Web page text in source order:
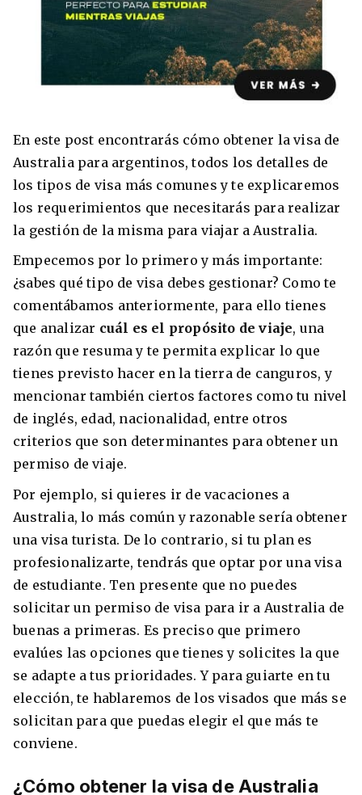
8 ciudades para tomar cursos de inglés
Barbie Castoldi 09/11/2021
Estudia Business en Auckland
Estudia Desarrollo Web en Toronto
+30 Summer English for Professionals en
Melbourne
En este post encontrarás cómo obtener la visa de
Australia para argentinos, todos los detalles de
los tipos de visa más comunes y te explicaremos
los requerimientos que necesitarás para realizar
la gestión de la misma para viajar a Australia.
Empecemos por lo primero y más importante:
¿sabes qué tipo de visa debes gestionar? Como te
comentábamos anteriormente, para ello tienes
que analizar cuál es el propósito de viaje, una
razón que resuma y te permita explicar lo que
tienes previsto hacer en la tierra de canguros, y
mencionar también ciertos factores como tu nivel
de inglés, edad, nacionalidad, entre otros
criterios que son determinantes para obtener un
permiso de viaje.
Por ejemplo, si quieres ir de vacaciones a
Australia, lo más común y razonable sería obtener
una visa turista. De lo contrario, si tu plan es
profesionalizarte, tendrás que optar por una visa
de estudiante. Ten presente que no puedes
solicitar un permiso de visa para ir a Australia de
buenas a primeras. Es preciso que primero
evalúes las opciones que tienes y solicites la que
se adapte a tus prioridades. Y para guiarte en tu
elección, te hablaremos de los visados que más se
solicitan para que puedas elegir el que más te
conviene.
¿Cómo obtener la visa de Australia